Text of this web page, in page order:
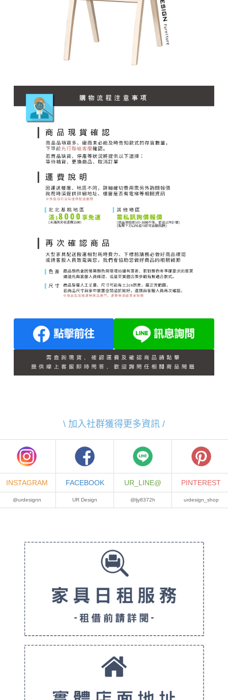
\ 加入社群獲得更多資訊 /
INSTAGRAM FACEBOOK UR_LINE@ PINTEREST
@urdesignn UR Design @ljy8372h urdesign_shop